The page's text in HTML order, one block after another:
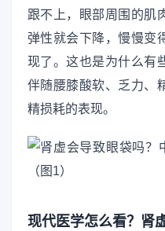
跟不上，眼部周围的肌
弹性就会下降，慢慢变
现了。这也是为什么有
伴随腰膝酸软、乏力、
精损耗的表现。
现代医学怎么看？肾